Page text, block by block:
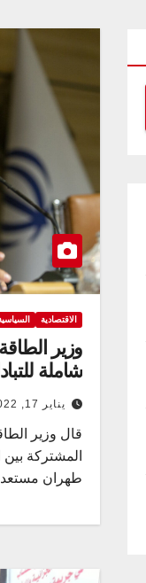
الاقتصادية
وزير
شاملة
يناير 17, 2022
قال وزير
المشتركة بين
طهران